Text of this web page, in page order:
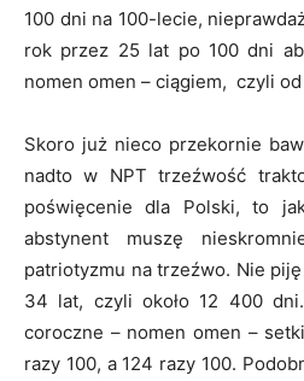
100 dni na 100-lecie,
rok przez 25 lat po 100 dni
nomen omen – ciągiem, czyli
Skoro już nieco przekornie
nadto w NPT trzeźwość
poświęcenie dla Polski, to
abstynent muszę
patriotyzmu na trzeźwo. Nie
34 lat, czyli około 12 400
coroczne – nomen omen –
razy 100, a 124 razy 100.